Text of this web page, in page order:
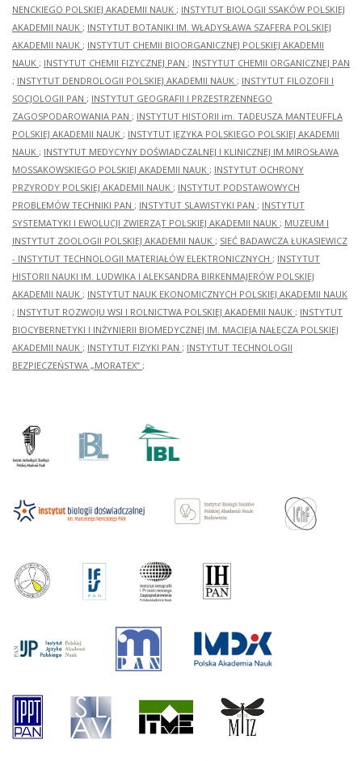
NENCKIEGO POLSKIEJ AKADEMII NAUK ; INSTYTUT BIOLOGII SSAKÓW POLSKIEJ
AKADEMII NAUK ; INSTYTUT BOTANIKI IM. WŁADYSŁAWA SZAFERA POLSKIEJ
AKADEMII NAUK ; INSTYTUT CHEMII BIOORGANICZNEJ POLSKIEJ AKADEMII
NAUK ; INSTYTUT CHEMII FIZYCZNEJ PAN ; INSTYTUT CHEMII ORGANICZNEJ PAN
; INSTYTUT DENDROLOGII POLSKIEJ AKADEMII NAUK ; INSTYTUT FILOZOFII I
SOCJOLOGII PAN ; INSTYTUT GEOGRAFII I PRZESTRZENNEGO
ZAGOSPODAROWANIA PAN ; INSTYTUT HISTORII im. TADEUSZA MANTEUFFLA
POLSKIEJ AKADEMII NAUK ; INSTYTUT JĘZYKA POLSKIEGO POLSKIEJ AKADEMII
NAUK ; INSTYTUT MEDYCYNY DOŚWIADCZALNEJ I KLINICZNEJ IM.MIROSŁAWA
MOSSAKOWSKIEGO POLSKIEJ AKADEMII NAUK ; INSTYTUT OCHRONY
PRZYRODY POLSKIEJ AKADEMII NAUK ; INSTYTUT PODSTAWOWYCH
PROBLEMÓW TECHNIKI PAN ; INSTYTUT SLAWISTYKI PAN ; INSTYTUT
SYSTEMATYKI I EWOLUCJI ZWIERZĄT POLSKIEJ AKADEMII NAUK ; MUZEUM I
INSTYTUT ZOOLOGII POLSKIEJ AKADEMII NAUK ; SIEĆ BADAWCZA ŁUKASIEWICZ
- INSTYTUT TECHNOLOGII MATERIAŁÓW ELEKTRONICZNYCH ; INSTYTUT
HISTORII NAUKI IM. LUDWIKA I ALEKSANDRA BIRKENMAJERÓW POLSKIEJ
AKADEMII NAUK ; INSTYTUT NAUK EKONOMICZNYCH POLSKIEJ AKADEMII NAUK
; INSTYTUT ROZWOJU WSI I ROLNICTWA POLSKIEJ AKADEMII NAUK ; INSTYTUT
BIOCYBERNETYKI I INŻYNIERII BIOMEDYCZNEJ IM. MACIEJA NAŁĘCZA POLSKIEJ
AKADEMII NAUK ; INSTYTUT FIZYKI PAN ; INSTYTUT TECHNOLOGII
BEZPIECZEŃSTWA „MORATEX” ;